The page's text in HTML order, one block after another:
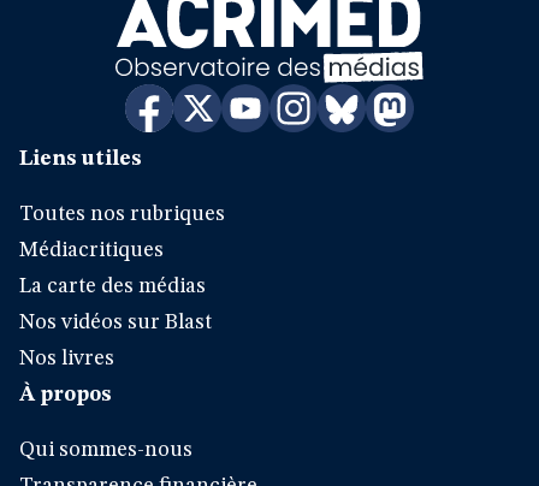
Liens utiles
Toutes nos rubriques
Médiacritiques
La carte des médias
Nos vidéos sur Blast
Nos livres
À propos
Qui sommes-nous